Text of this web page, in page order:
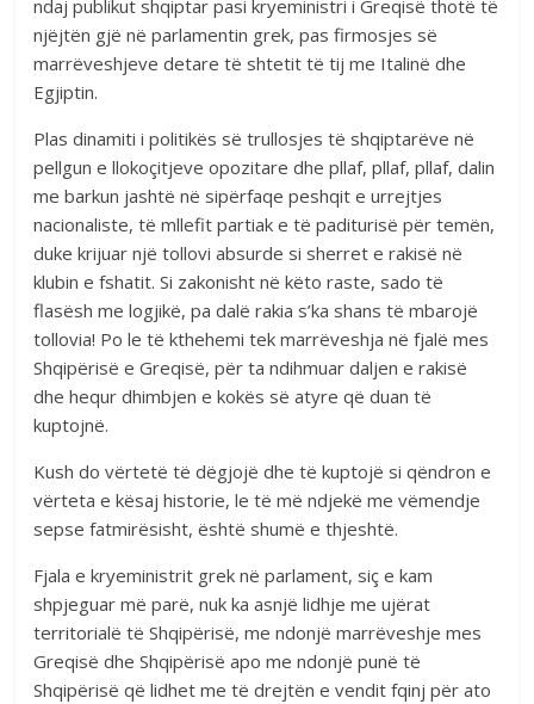
ndaj publikut shqiptar pasi kryeministri i Greqisë thotë të
njëjtën gjë në parlamentin grek, pas firmosjes së
marrëveshjeve detare të shtetit të tij me Italinë dhe
Egjiptin.
Plas dinamiti i politikës së trullosjes të shqiptarëve në
pellgun e llokoçitjeve opozitare dhe pllaf, pllaf, pllaf, dalin
me barkun jashtë në sipërfaqe peshqit e urrejtjes
nacionaliste, të mllefit partiak e të paditurisë për temën,
duke krijuar një tollovi absurde si sherret e rakisë në
klubin e fshatit. Si zakonisht në këto raste, sado të
flasësh me logjikë, pa dalë rakia s’ka shans të mbarojë
tollovia! Po le të kthehemi tek marrëveshja në fjalë mes
Shqipërisë e Greqisë, për ta ndihmuar daljen e rakisë
dhe hequr dhimbjen e kokës së atyre që duan të
kuptojnë.
Kush do vërtetë të dëgjojë dhe të kuptojë si qëndron e
vërteta e kësaj historie, le të më ndjekë me vëmendje
sepse fatmirësisht, është shumë e thjeshtë.
Fjala e kryeministrit grek në parlament, siç e kam
shpjeguar më parë, nuk ka asnjë lidhje me ujërat
territorialë të Shqipërisë, me ndonjë marrëveshje mes
Greqisë dhe Shqipërisë apo me ndonjë punë të
Shqipërisë që lidhet me të drejtën e vendit fqinj për ato